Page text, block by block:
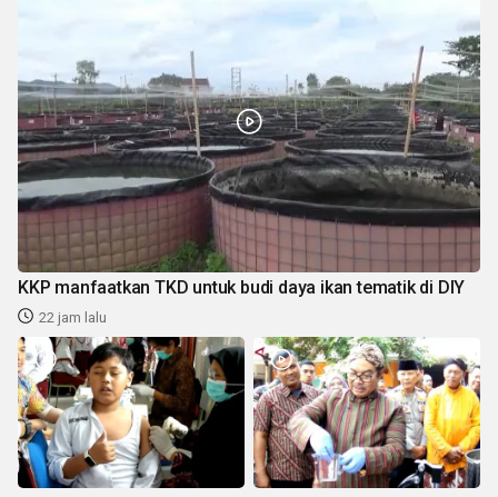
KKP manfaatkan TKD untuk budi daya ikan tematik di DIY
22 jam lalu